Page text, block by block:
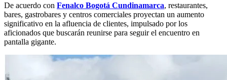
De acuerdo con Fenalco Bogotá Cundinamarca, restaurantes,
bares, gastrobares y centros comerciales proyectan un aumento
significativo en la afluencia de clientes, impulsado por los
aficionados que buscarán reunirse para seguir el encuentro en
pantalla gigante.